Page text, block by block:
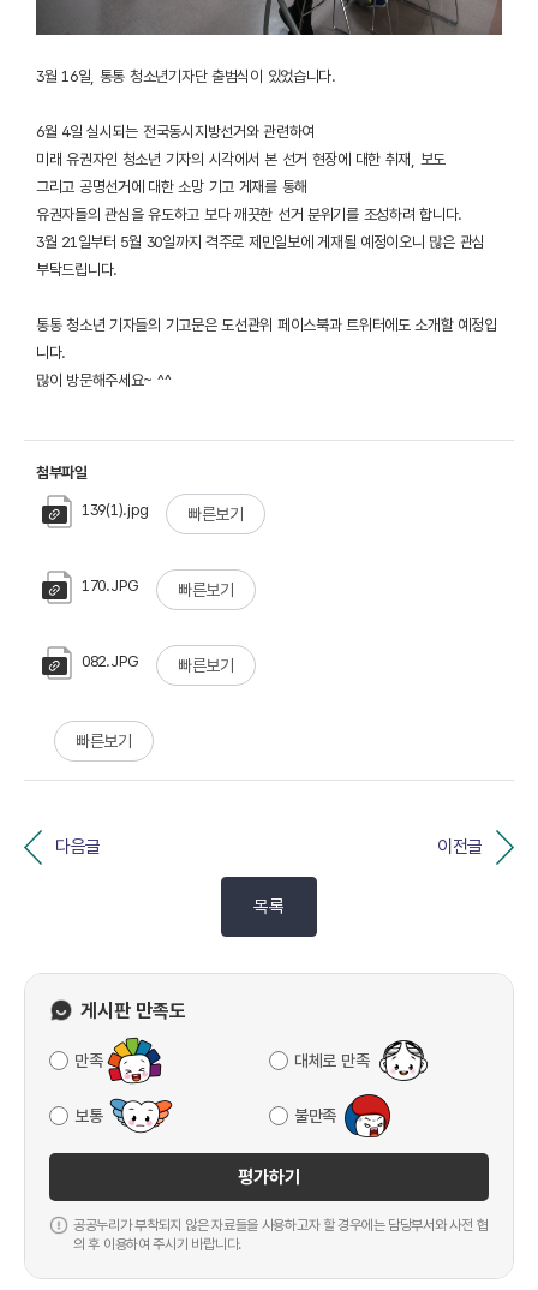
3월 16일, 통통 청소년기자단 출범식이 있었습니다.
6월 4일 실시되는 전국동시지방선거와 관련하여
미래 유권자인 청소년 기자의 시각에서 본 선거 현장에 대한 취재, 보도
그리고 공명선거에 대한 소망 기고 게재를 통해
유권자들의 관심을 유도하고 보다 깨끗한 선거 분위기를 조성하려 합니다.
3월 21일부터 5월 30일까지 격주로 제민일보에 게재될 예정이오니 많은 관심
부탁드립니다.
통통 청소년 기자들의 기고문은 도선관위 페이스북과 트위터에도 소개할 예정입
니다.
많이 방문해주세요~ ^^
첨부파일
139(1).jpg 빠른보기
170.JPG 빠른보기
082.JPG 빠른보기
빠른보기
다음글 이전글
목록
게시판 만족도
만족 대체로 만족
보통 불만족
평가하기
공공누리가 부착되지 않은 자료들을 사용하고자 할 경우에는 담당부서와 사전 협
의 후 이용하여 주시기 바랍니다.